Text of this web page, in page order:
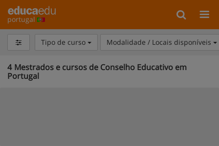
portugal
Tipo de curso Modalidade / Locais disponíveis
4 Mestrados e cursos de Conselho Educativo em
Portugal